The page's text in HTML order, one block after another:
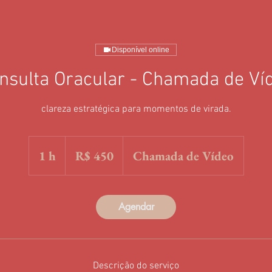
Disponível online
Oracular - Chamada de
clareza estratégica para momentos de virada.
1 h
brasileiros
R$ 450 Chamada de Vídeo
Agendar
Descrição do serviço